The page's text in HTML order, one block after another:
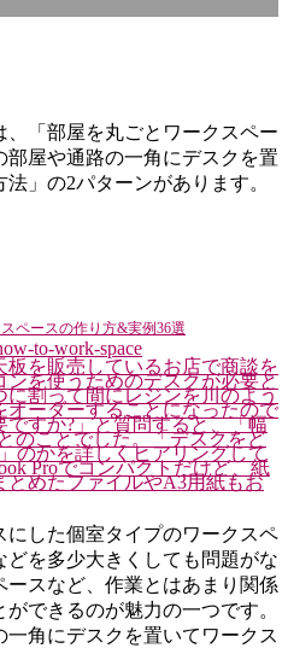
「部屋を丸ごとワークスペー
屋や通路の一角にデスクを置
」の2パターンがあります。
ペースの作り方&実例36選
to-work-space
を販売しているお店で商談を
を使うためのデスクが必要と
割って間にレジンを川のよう
ーダーすることになったので
すか?」と質問すると、「幅
のことでした。「デスクをど
のかを詳しくヒアリングして
Proでコンパクトだけど、紙
めたファイルやA3用紙もお
した個室タイプのワークスペ
を多少大きくしても問題がな
ースなど、作業とはあまり関係
できるのが魅力の一つです。
角にデスクを置いてワークス